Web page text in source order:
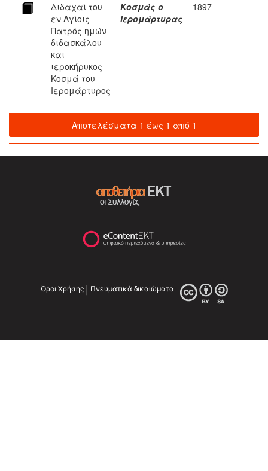
Διδαχαί του
εν Αγίοις
Πατρός ημών
διδασκάλου
και
ιεροκήρυκος
Κοσμά του
Ιερομάρτυρος
Κοσμάς ο
Ιερομάρτυρας
1897
Αποτελέσματα 1 έως 1 από 1